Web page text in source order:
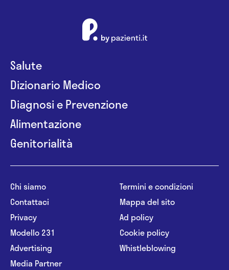
Salute
Dizionario Medico
Diagnosi e Prevenzione
Alimentazione
Genitorialità
Chi siamo
Contattaci
Privacy
Modello 231
Advertising
Media Partner
Termini e condizioni
Mappa del sito
Ad policy
Cookie policy
Whistleblowing